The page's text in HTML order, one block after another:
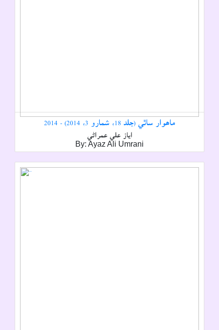
ماھوار ساٿي (جلد 18، شمارو 3، 2014) - 2014
اياز علي عمراڻي
By: Ayaz Ali Umrani